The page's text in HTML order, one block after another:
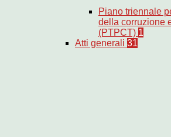
Piano triennale
della corruzione
(PTPCT) 1
Atti generali 31